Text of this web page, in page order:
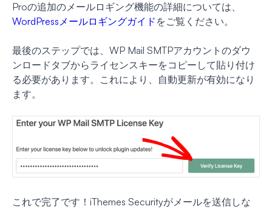
Proの追加のメールロギング機能の詳細については、
WordPressメールロギングガイド をご覧ください。
最後のステップでは、WP Mail SMTPアカウントのダウ
ンロードタブからライセンスキーをコピーして貼り付け
る必要があります。これにより、自動更新が有効になり
ます。
これで完了です！iThemes Securityがメールを送信しな